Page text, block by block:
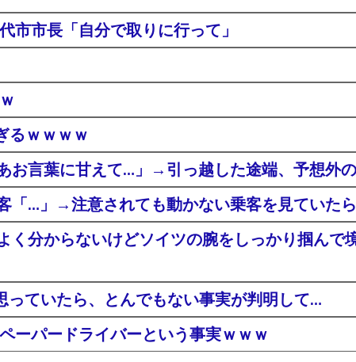
市市長「自分で取りに行って」
るｗｗｗｗ
お言葉に甘えて…」→引っ越した途端、予想外
「…」→注意されても動かない乗客を見ていた
分からないけどソイツの腕をしっかり掴んで
っていたら、とんでもない事実が判明して…
ーパードライバーという事実ｗｗｗ